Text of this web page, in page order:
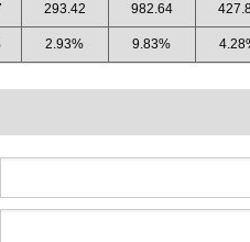
293.42 982.64
2.93% 9.83%